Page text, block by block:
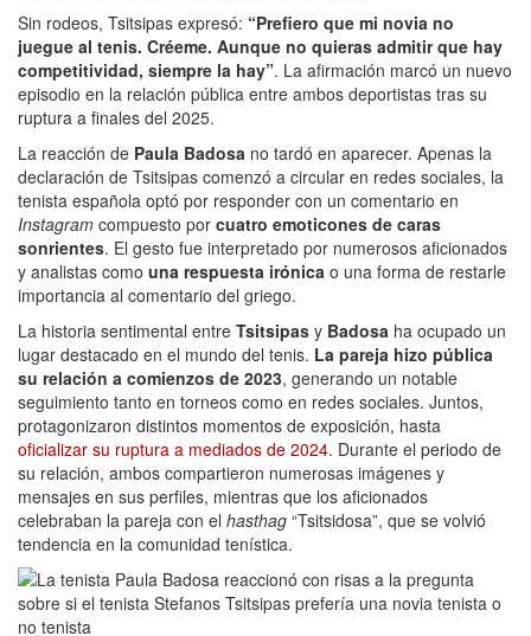
Sin rodeos, Tsitsipas expresó: “Prefiero que mi novia no
juegue al tenis. Créeme. Aunque no quieras admitir que hay
competitividad, siempre la hay”. La afirmación marcó un nuevo
episodio en la relación pública entre ambos deportistas tras su
ruptura a finales del 2025.
La reacción de Paula Badosa no tardó en aparecer. Apenas la
declaración de Tsitsipas comenzó a circular en redes sociales, la
tenista española optó por responder con un comentario en
Instagram compuesto por cuatro emoticones de caras
sonrientes. El gesto fue interpretado por numerosos aficionados
y analistas como una respuesta irónica o una forma de restarle
importancia al comentario del griego.
La historia sentimental entre Tsitsipas y Badosa ha ocupado un
lugar destacado en el mundo del tenis. La pareja hizo pública
su relación a comienzos de 2023, generando un notable
seguimiento tanto en torneos como en redes sociales. Juntos,
protagonizaron distintos momentos de exposición, hasta
oficializar su ruptura a mediados de 2024. Durante el periodo de
su relación, ambos compartieron numerosas imágenes y
mensajes en sus perfiles, mientras que los aficionados
celebraban la pareja con el hasthag “Tsitsidosa”, que se volvió
tendencia en la comunidad tenística.